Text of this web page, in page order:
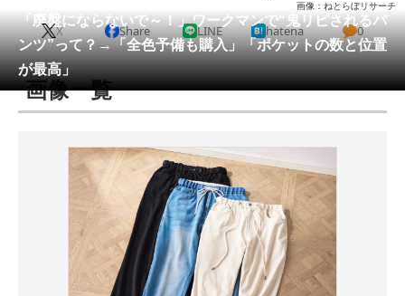
会員記事
メディア
注目記事を集めた総合ページ
スマホと通信の最新トレンド
進化するPCとデバイスの未来
好きが集まる 比べて選べる
ビジネスと働き方のヒント
「廃盤にならないで～！」ワークマンで“鬼リピされるパ
ンツ”って？→「全色予備も購入」「ポケットの数と位置
が最高」
画像：ねとらぼリサーチ
X Share LINE hatena 0
画像一覧